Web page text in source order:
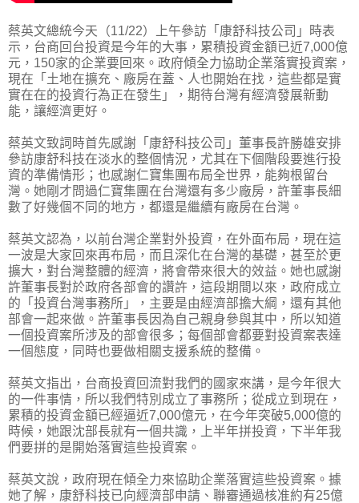
蔡英文總統今天（11/22）上午參訪「康舒科技公司」時表
示，台商回台投資是今年的大事，累積投資金額已近7,000億
元，150家的企業要回來。政府傾全力協助企業落實投資案，
現在「土地在擴充、廠房在蓋、人也開始在找，這些都是實
實在在的投資行為正在發生」，期待台灣有經濟發展新動
能，讓經濟更好。
蔡英文致詞時首先感謝「康舒科技公司」董事長許勝雄安排
參訪康舒科技在淡水的整個情況，尤其在下個階段要進行投
資的準備情形；也感謝仁寶集團布局全世界，能夠根留台
灣。她剛才問過仁寶集團在台灣還有多少廠房，許董事長細
數了好幾個不同的地方，都還是繼續有廠房在台灣。
蔡英文認為，以前台灣企業對外投資，在外面布局，現在這
一波是大家回來再布局，而且深化在台灣的基礎，甚至於更
擴大，對台灣整體的經濟，將會帶來很大的效益。她也感謝
許董事長對於政府各部會的讚許，這段期間以來，政府成立
的「投資台灣事務所」，主要是由經濟部擔大綱，還有其他
部會一起來做。許董事長因為自己親身參與其中，所以知道
一個投資案所涉及的部會很多；每個部會都要對投資案表達
一個態度，同時也要做相關支援系統的整備。
蔡英文指出，台商投資回流對我們的國家來講，是今年很大
的一件事情，所以我們特別成立了事務所；從成立到現在，
累積的投資金額已經逼近7,000億元，在今年突破5,000億的
時候，她跟沈部長就有一個共識，上半年拼投資，下半年我
們要拼的是開始落實這些投資案。
蔡英文說，政府現在傾全力來協助企業落實這些投資案。據
她了解，康舒科技已向經濟部申請、聯審通過核准約有25億